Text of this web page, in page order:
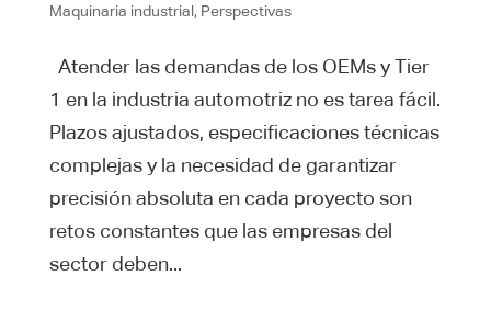
Maquinaria industrial, Perspectivas
Atender las demandas de los OEMs y Tier
1 en la industria automotriz no es tarea fácil.
Plazos ajustados, especificaciones técnicas
complejas y la necesidad de garantizar
precisión absoluta en cada proyecto son
retos constantes que las empresas del
sector deben...